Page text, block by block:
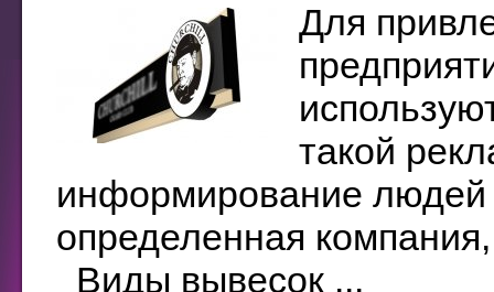
Для
такой
информирование людей
определенная
Виды вывесок ...